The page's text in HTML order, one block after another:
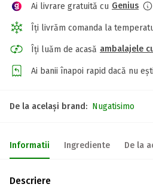
Ai livrare gratuită cu Genius
Îți livrăm comanda la
Îți luăm de acasă ambalajele
Ai banii înapoi rapid dacă nu
De la același brand: Nugatisimo
Informatii Ingrediente De la
Descriere